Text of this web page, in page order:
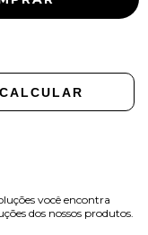
CALCULAR
você encontra
dos nossos produtos.